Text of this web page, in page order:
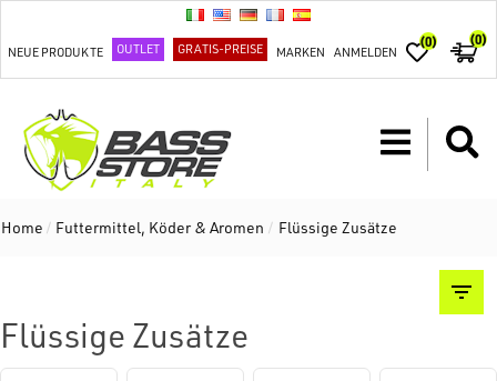
NEUE PRODUKTE OUTLET GRATIS-PREISE MARKEN ANMELDEN
(0) (0)
Home / Futtermittel, Köder & Aromen / Flüssige Zusätze
Flüssige Zusätze